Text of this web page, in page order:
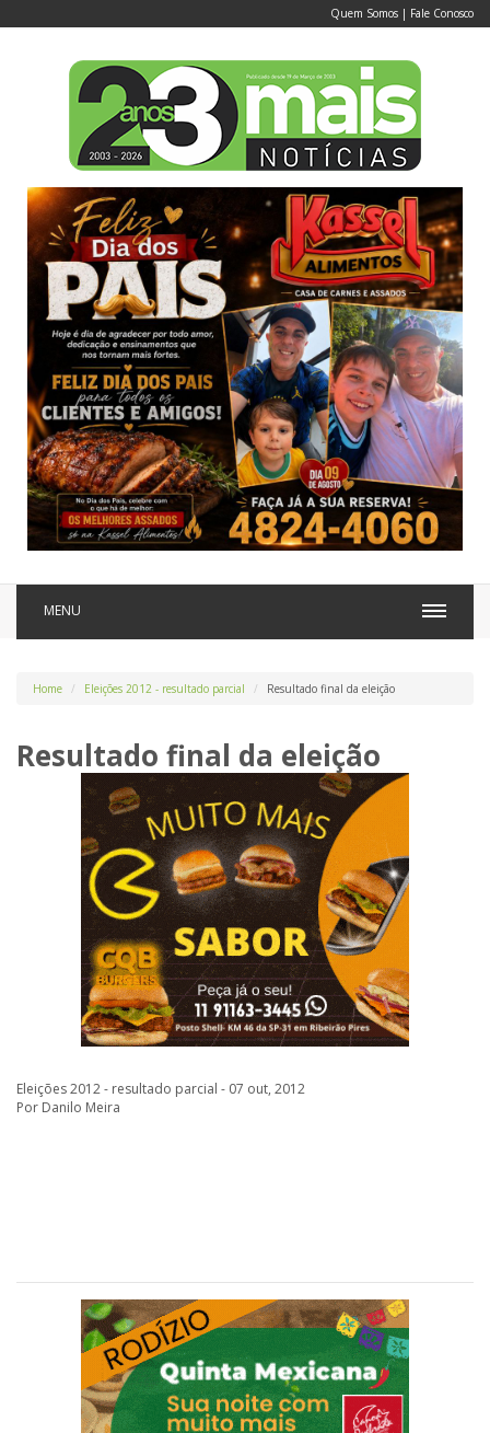
Quem Somos | Fale Conosco
MENU
Home Eleições 2012 - resultado parcial Resultado final da eleição
Resultado final da eleição
Eleições 2012 - resultado parcial - 07 out, 2012
Por Danilo Meira